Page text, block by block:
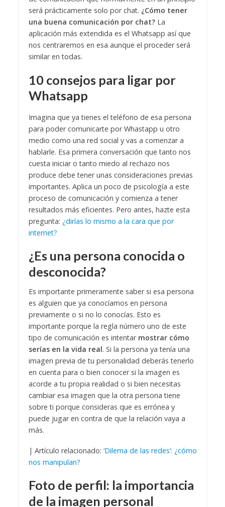
será prácticamente solo por chat. ¿Cómo tener
una buena comunicación por chat?La
aplicación más extendida es el Whatsapp así que
nos centraremos en esa aunque el proceder será
similar en todas.
10 consejos para ligar por
Whatsapp
Imagina que ya tienes el teléfono de esa persona
para poder comunicarte por Whastapp u otro
medio como una red social y vas a comenzar a
hablarle. Esa primera conversación que tanto nos
cuesta iniciar o tanto miedo al rechazo nos
produce debe tener unas consideraciones previas
importantes. Aplica un poco de psicología a este
proceso de comunicación y comienza a tener
resultados más eficientes. Pero antes, hazte esta
pregunta: ¿dirías lo mismo a la cara que por
internet?
¿Es una persona conocida o
desconocida?
Es importante primeramente saber si esa persona
es alguien que ya conocíamos en persona
previamente o si no lo conocías. Esto es
importante porque la regla número uno de este
tipo de comunicación es intentar mostrar cómo
serías en la vida real. Si la persona ya tenía una
imagen previa de tu personalidad deberás tenerlo
en cuenta para o bien conocer si la imagen es
acorde a tu propia realidad o si bien necesitas
cambiar esa imagen que la otra persona tiene
sobre ti porque consideras que es errónea y
puede jugar en contra de que la relación vaya a
más.
| Artículo relacionado: ‘Dilema de las redes’: ¿cómo
nos manipulan?
Foto de perfil: la importancia
de la imagen personal